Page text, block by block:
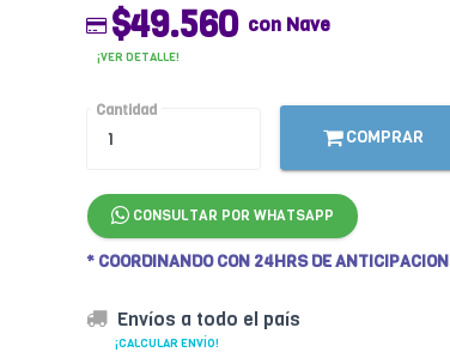
$49.560 con Nave
¡VER DETALLE!
Cantidad
COMPRAR
CONSULTAR POR WHATSAPP
* COORDINANDO CON 24HRS DE ANTICIPACION
Envíos a todo el país
¡CALCULAR ENVÍO!